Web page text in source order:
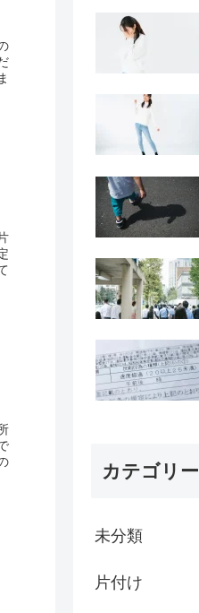
カテゴリー
未分類
片付け